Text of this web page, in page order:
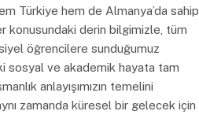
Türkiye hem de Almanya’da sahip
konusundaki derin bilgimizle, tüm
öğrencilere sunduğumuz
sosyal ve akademik hayata tam
anlayışımızın temelini
zamanda küresel bir gelecek için